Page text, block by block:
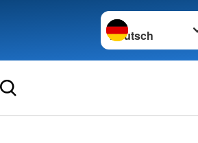
Sprache wechseln zu